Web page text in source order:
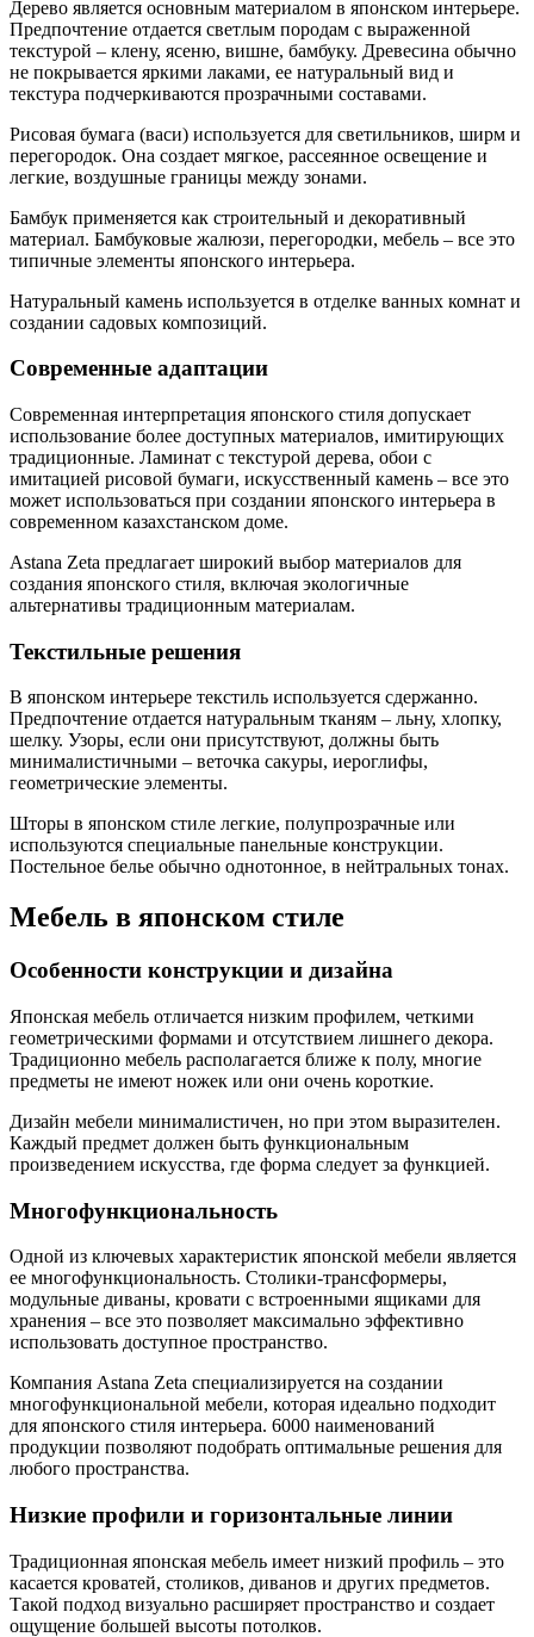
Дерево является основным материалом в японском интерьере.
Предпочтение отдается светлым породам с выраженной
текстурой – клену, ясеню, вишне, бамбуку. Древесина обычно
не покрывается яркими лаками, ее натуральный вид и
текстура подчеркиваются прозрачными составами.
Рисовая бумага (васи) используется для светильников, ширм и
перегородок. Она создает мягкое, рассеянное освещение и
легкие, воздушные границы между зонами.
Бамбук применяется как строительный и декоративный
материал. Бамбуковые жалюзи, перегородки, мебель – все это
типичные элементы японского интерьера.
Натуральный камень используется в отделке ванных комнат и
создании садовых композиций.
Современные адаптации
Современная интерпретация японского стиля допускает
использование более доступных материалов, имитирующих
традиционные. Ламинат с текстурой дерева, обои с
имитацией рисовой бумаги, искусственный камень – все это
может использоваться при создании японского интерьера в
современном казахстанском доме.
Astana Zeta предлагает широкий выбор материалов для
создания японского стиля, включая экологичные
альтернативы традиционным материалам.
Текстильные решения
В японском интерьере текстиль используется сдержанно.
Предпочтение отдается натуральным тканям – льну, хлопку,
шелку. Узоры, если они присутствуют, должны быть
минималистичными – веточка сакуры, иероглифы,
геометрические элементы.
Шторы в японском стиле легкие, полупрозрачные или
используются специальные панельные конструкции.
Постельное белье обычно однотонное, в нейтральных тонах.
Мебель в японском стиле
Особенности конструкции и дизайна
Японская мебель отличается низким профилем, четкими
геометрическими формами и отсутствием лишнего декора.
Традиционно мебель располагается ближе к полу, многие
предметы не имеют ножек или они очень короткие.
Дизайн мебели минималистичен, но при этом выразителен.
Каждый предмет должен быть функциональным
произведением искусства, где форма следует за функцией.
Многофункциональность
Одной из ключевых характеристик японской мебели является
ее многофункциональность. Столики-трансформеры,
модульные диваны, кровати с встроенными ящиками для
хранения – все это позволяет максимально эффективно
использовать доступное пространство.
Компания Astana Zeta специализируется на создании
многофункциональной мебели, которая идеально подходит
для японского стиля интерьера. 6000 наименований
продукции позволяют подобрать оптимальные решения для
любого пространства.
Низкие профили и горизонтальные линии
Традиционная японская мебель имеет низкий профиль – это
касается кроватей, столиков, диванов и других предметов.
Такой подход визуально расширяет пространство и создает
ощущение большей высоты потолков.